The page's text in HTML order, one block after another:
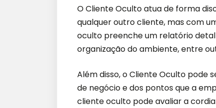
O Cliente Oculto atua de forma
qualquer outro cliente, mas com
oculto preenche um relatório
organização do ambiente, entre
Além disso, o Cliente Oculto pode
de negócio e dos pontos que a
cliente oculto pode avaliar a